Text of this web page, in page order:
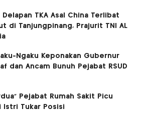
TKA Asal China Terlibat
di Tanjungpinang, Prajurit TNI AL
Ngaku Keponakan Gubernur
dan Ancam Bunuh Pejabat RSUD
Pejabat Rumah Sakit Picu
Istri Tukar Posisi